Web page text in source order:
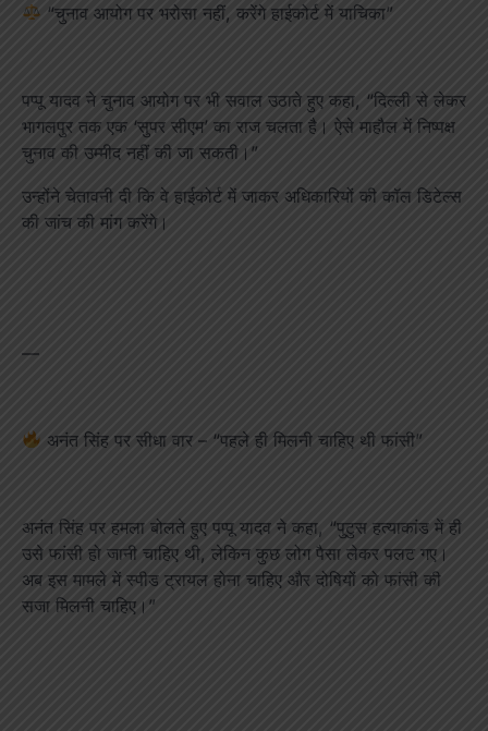
“चुनाव आयोग पर भरोसा नहीं, करेंगे हाईकोर्ट में याचिका”
पप्पू यादव ने चुनाव आयोग पर भी सवाल उठाते हुए कहा, “दिल्ली से लेकर
भागलपुर तक एक ‘सुपर सीएम’ का राज चलता है। ऐसे माहौल में निष्पक्ष
चुनाव की उम्मीद नहीं की जा सकती।”
उन्होंने चेतावनी दी कि वे हाईकोर्ट में जाकर अधिकारियों की कॉल डिटेल्स
की जांच की मांग करेंगे।
—
अनंत सिंह पर सीधा वार – “पहले ही मिलनी चाहिए थी फांसी”
अनंत सिंह पर हमला बोलते हुए पप्पू यादव ने कहा, “पुटुस हत्याकांड में ही
उसे फांसी हो जानी चाहिए थी, लेकिन कुछ लोग पैसा लेकर पलट गए।
अब इस मामले में स्पीड ट्रायल होना चाहिए और दोषियों को फांसी की
सजा मिलनी चाहिए।”